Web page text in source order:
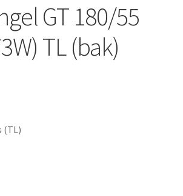
GT 180/55
TL (bak)
(TL)